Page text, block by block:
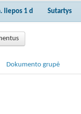
liepos 1 d Sutartys
Dokumento grupė